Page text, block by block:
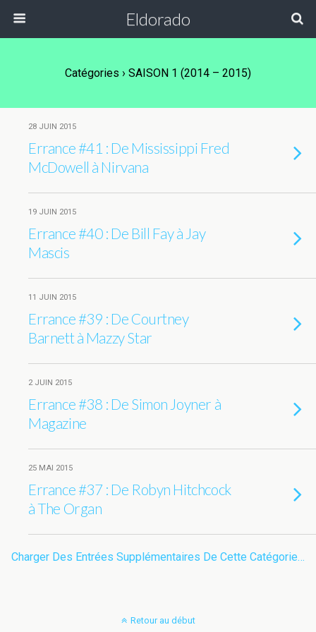
Eldorado
Catégories › SAISON 1 (2014 – 2015)
28 JUIN 2015
Errance #41 : De Mississippi Fred
McDowell à Nirvana
19 JUIN 2015
Errance #40 : De Bill Fay à Jay
Mascis
11 JUIN 2015
Errance #39 : De Courtney
Barnett à Mazzy Star
2 JUIN 2015
Errance #38 : De Simon Joyner à
Magazine
25 MAI 2015
Errance #37 : De Robyn Hitchcock
à The Organ
Charger Des Entrées Supplémentaires De Cette Catégorie…
Retour au début